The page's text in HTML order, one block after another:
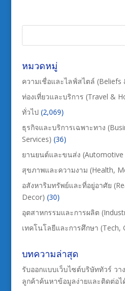
หมวดหมู่
ความเชื่อและไลฟ์สไตล์ (Beliefs
ท่องเที่ยวและบริการ (Travel &
ทั่วไป (2,069)
ธุรกิจและบริการเฉพาะทาง
Services) (36)
ยานยนต์และขนส่ง (Automotive
สุขภาพและความงาม (Health,
อสังหาริมทรัพย์และที่อยู่อาศัย
Decor) (30)
อุตสาหกรรมและการผลิต
เทคโนโลยีและการศึกษา (Tech,
บทความล่าสุด
รับออกแบบเว็บไซต์บริษัททัวร์ วา
ลูกค้าค้นหาข้อมูลง่ายและติดต่อไ